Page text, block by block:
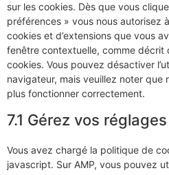
sur les cookies. Dès que vous
préférences » vous nous autorisez
cookies et d’extensions que vous
fenêtre contextuelle, comme décrit
cookies. Vous pouvez désactiver
navigateur, mais veuillez noter que
plus fonctionner correctement.
7.1 Gérez vos
Vous avez chargé la politique de
javascript. Sur AMP, vous pouvez